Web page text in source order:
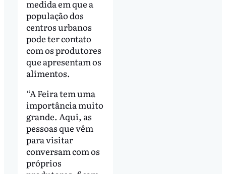
medida em que a
população dos
centros urbanos
pode ter contato
com os produtores
que apresentam os
alimentos.
“A Feira tem uma
importância muito
grande. Aqui, as
pessoas que vêm
para visitar
conversam com os
próprios